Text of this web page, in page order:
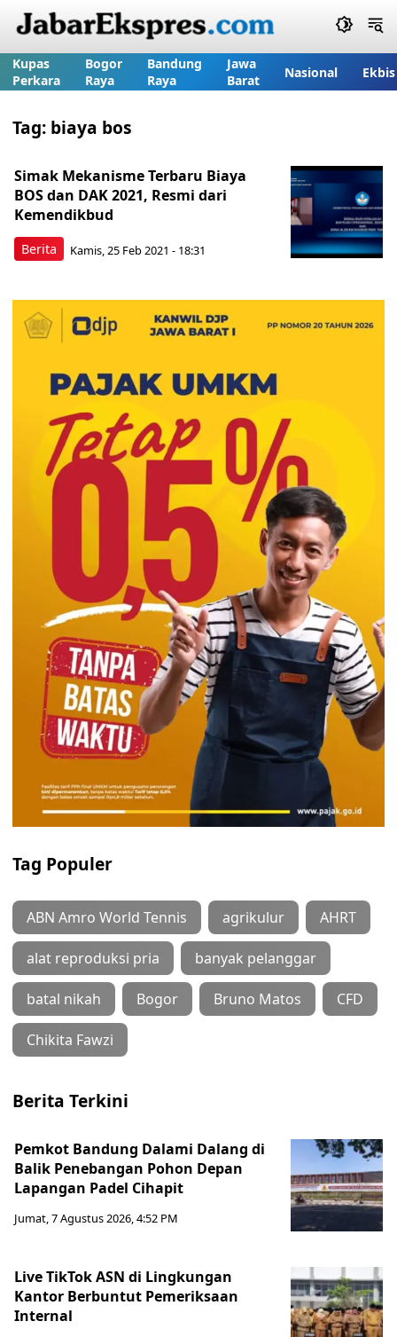
Kupas
Perkara
Bogor
Raya
Bandung
Raya
Jawa
Barat
Nasional Ekbis
Tag: biaya bos
Berita
Simak Mekanisme Terbaru Biaya
BOS dan DAK 2021, Resmi dari
Kemendikbud
Kamis, 25 Feb 2021 - 18:31
Tag Populer
ABN Amro World Tennis agrikulur AHRT
alat reproduksi pria banyak pelanggar
batal nikah Bogor Bruno Matos CFD
Chikita Fawzi
Berita Terkini
Pemkot Bandung Dalami Dalang di
Balik Penebangan Pohon Depan
Lapangan Padel Cihapit
Jumat, 7 Agustus 2026, 4:52 PM
Live TikTok ASN di Lingkungan
Kantor Berbuntut Pemeriksaan
Internal